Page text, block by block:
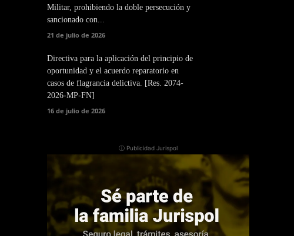
Militar, prohibiendo la doble persecución y
sancionado con...
21 de julio de 2026
Directiva para la aplicación del principio de
oportunidad y el acuerdo reparatorio en
casos de flagrancia delictiva. [Res. 2074-
2026-MP-FN]
16 de julio de 2026
ⓘ Publicidad Jurispol